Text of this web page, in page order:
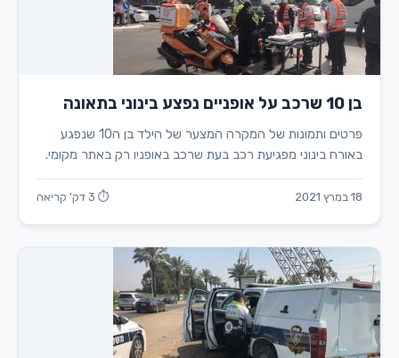
בן 10 שרכב על אופניים נפצע בינוני בתאונה
פרטים ותמונות של המקרה המצער של הילד בן ה10 שנפגע
באורח בינוני מפגיעת רכב בעת שרכב באופניו רק באתר מקומי.
18 במרץ 2021 ⏱ 3 דק' קריאה